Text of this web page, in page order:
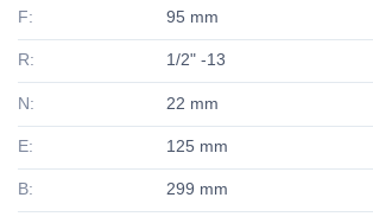
F: 95 mm
R: 1/2" -13
N: 22 mm
E: 125 mm
B: 299 mm